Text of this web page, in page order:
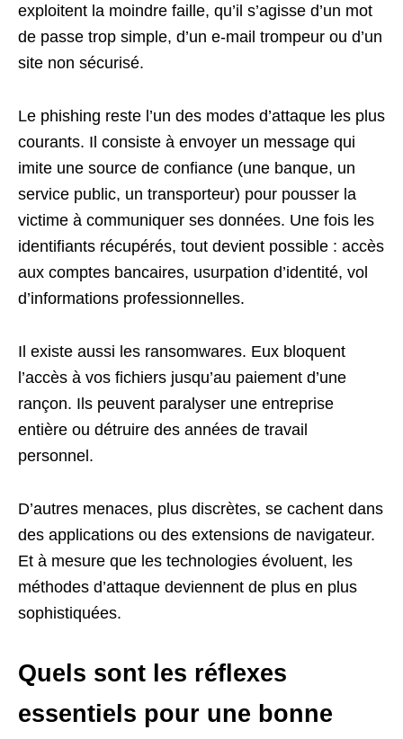
exploitent la moindre faille, qu’il s’agisse d’un mot
de passe trop simple, d’un e-mail trompeur ou d’un
site non sécurisé.
Le phishing reste l’un des modes d’attaque les plus
courants. Il consiste à envoyer un message qui
imite une source de confiance (une banque, un
service public, un transporteur) pour pousser la
victime à communiquer ses données. Une fois les
identifiants récupérés, tout devient possible : accès
aux comptes bancaires, usurpation d’identité, vol
d’informations professionnelles.
Il existe aussi les ransomwares. Eux bloquent
l’accès à vos fichiers jusqu’au paiement d’une
rançon. Ils peuvent paralyser une entreprise
entière ou détruire des années de travail
personnel.
D’autres menaces, plus discrètes, se cachent dans
des applications ou des extensions de navigateur.
Et à mesure que les technologies évoluent, les
méthodes d’attaque deviennent de plus en plus
sophistiquées.
Quels sont les réflexes
essentiels pour une bonne